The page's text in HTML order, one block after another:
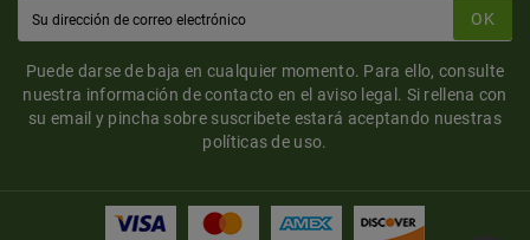
OK
Puede darse de baja en cualquier momento. Para ello, consulte
nuestra información de contacto en el aviso legal. Si rellena con
su email y pincha sobre suscribete estará aceptando nuestras
políticas de uso.